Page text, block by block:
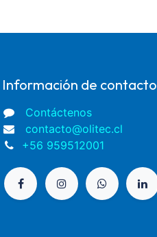
Información de contacto
Contáctenos
contacto@olitec.cl
+56 959512001